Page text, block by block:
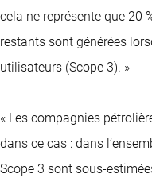
cela ne représente que 20
restants sont générées
utilisateurs (Scope 3). »
« Les compagnies
dans ce cas : dans
Scope 3 sont sous-